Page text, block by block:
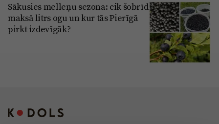
Sākusies melleņu sezona: cik šobrīd
maksā litrs ogu un kur tās Pierīgā
pirkt izdevīgāk?